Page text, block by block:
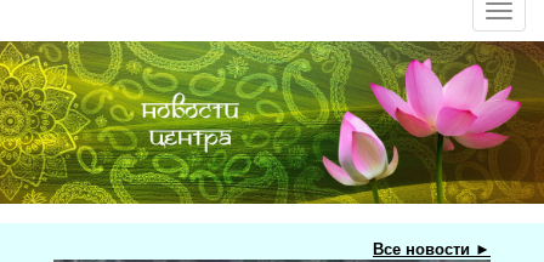
Все новости ►